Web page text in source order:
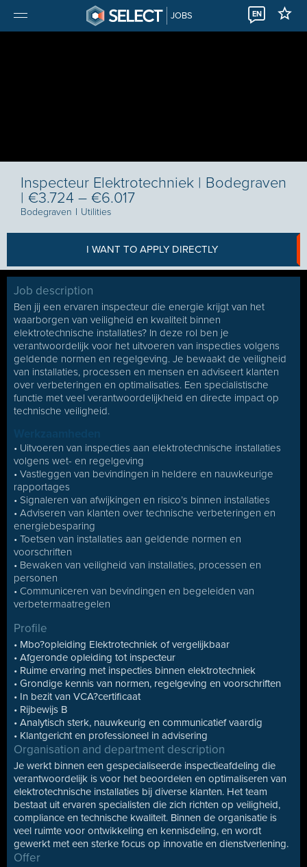
JOBS EN
Inspecteur Elektrotechniek | Bodegraven
| €3.724 – €6.017
Bodegraven I Utilities
I WANT TO APPLY DIRECTLY
Job description
Ben jij een ervaren inspecteur die energie krijgt van het
waarborgen van veiligheid en kwaliteit binnen
elektrotechnische installaties? In deze rol ben je
verantwoordelijk voor het uitvoeren van inspecties volgens
geldende normen en regelgeving. Je bewaakt de veiligheid
van installaties, processen en mensen en adviseert klanten
over verbeteringen en optimalisaties. Een specialistische
functie met veel verantwoordelijkheid en directe impact op
technische veiligheid.
• Uitvoeren van inspecties aan elektrotechnische installaties
volgens wet- en regelgeving
• Vastleggen van bevindingen in heldere en nauwkeurige
rapportages
• Signaleren van afwijkingen en risico’s binnen installaties
• Adviseren van klanten over technische verbeteringen en
energiebesparing
• Toetsen van installaties aan geldende normen en
voorschriften
• Bewaken van veiligheid van installaties, processen en
personen
• Communiceren van bevindingen en begeleiden van
verbetermaatregelen
Profile
• Mbo?opleiding Elektrotechniek of vergelijkbaar
• Afgeronde opleiding tot inspecteur
• Ruime ervaring met inspecties binnen elektrotechniek
• Grondige kennis van normen, regelgeving en voorschriften
• In bezit van VCA?certificaat
• Rijbewijs B
• Analytisch sterk, nauwkeurig en communicatief vaardig
• Klantgericht en professioneel in advisering
Organisation and department description
Je werkt binnen een gespecialiseerde inspectieafdeling die
verantwoordelijk is voor het beoordelen en optimaliseren van
elektrotechnische installaties bij diverse klanten. Het team
bestaat uit ervaren specialisten die zich richten op veiligheid,
compliance en technische kwaliteit. Binnen de organisatie is
veel ruimte voor ontwikkeling en kennisdeling, en wordt
gewerkt met een sterke focus op innovatie en dienstverlening.
Offer